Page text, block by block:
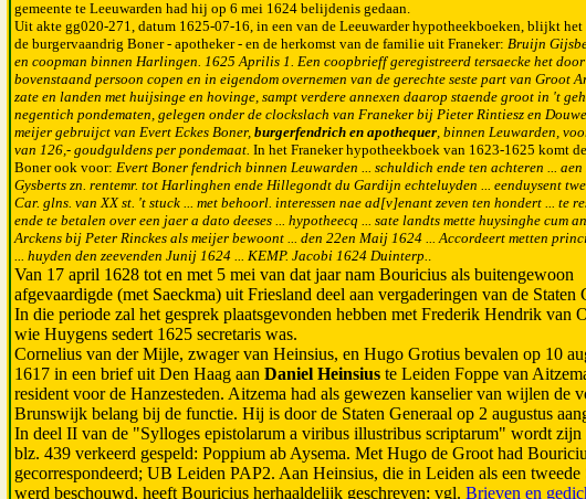
gemeente te Leeuwarden had hij op 6 mei 1624 belijdenis gedaan.
Uit akte gg020-271, datum 1625-07-16, in een van de Leeuwarder hypotheekboeken, blijkt het
de burgervaandrig Boner - apotheker - en de herkomst van de familie uit Franeker: Bruijn
en coopman binnen Harlingen. 1625 Aprilis 1. Een coopbrieff geregistreerd tersaecke het door
bovenstaand persoon copen en in eigendom overnemen van de gerechte seste part van Groot
zate en landen met huijsinge en hovinge, sampt verdere annexen daarop staende groot in 't
negentich pondematen, gelegen onder de clockslach van Franeker bij Pieter Rintiesz en
meijer gebruijct van Evert Eckes Boner, burgerfendrich en apothequer , binnen Leuwarden,
van 126,- goudguldens per pondemaat. In het Franeker hypotheekboek van 1623-1625 komt
Boner ook voor: Evert Boner fendrich binnen Leuwarden ... schuldich ende ten achteren ...
Gysberts zn. rentemr. tot Harlinghen ende Hillegondt du Gardijn echteluyden ... eenduysent
Car. glns. van XX st. 't stuck ... met behoorl. interessen nae ad[v]enant zeven ten hondert ... te
ende te betalen over een jaer a dato deeses ... hypotheecq ... sate landts mette huysinghe cum
Arckens bij Peter Rinckes als meijer bewoont ... den 22en Maij 1624 ... Accordeert metten
... huyden den zeevenden Junij 1624 ... KEMP. Jacobi 1624 Duinterp.
Van 17 april 1628 tot en met 5 mei van dat jaar nam Bouricius als buitengewoon
afgevaardigde (met Saeckma) uit Friesland deel aan vergaderingen van de Staten
In die periode zal het gesprek plaatsgevonden hebben met Frederik Hendrik van
wie Huygens sedert 1625 secretaris was.
Cornelius van der Mijle, zwager van Heinsius, en Hugo Grotius bevalen op 10
1617 in een brief uit Den Haag aan Daniel Heinsius te Leiden Foppe van
resident voor de Hanzesteden. Aitzema had als gewezen kanselier van wijlen de
Brunswijk belang bij de functie. Hij is door de Staten Generaal op 2 augustus
In deel II van de "Sylloges epistolarum a viribus illustribus scriptarum" wordt zijn
blz. 439 verkeerd gespeld: Poppium ab Aysema. Met Hugo de Groot had
gecorrespondeerd; UB Leiden PAP2. Aan Heinsius, die in Leiden als een tweede
werd beschouwd, heeft Bouricius herhaaldelijk geschreven; vgl. Brieven en